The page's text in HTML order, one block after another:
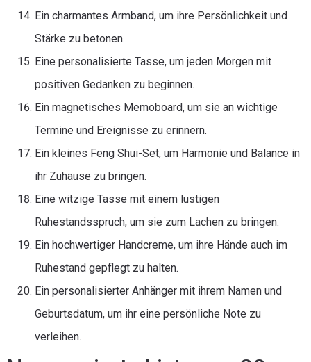
Ein charmantes Armband, um ihre Persönlichkeit und
Stärke zu betonen.
Eine personalisierte Tasse, um jeden Morgen mit
positiven Gedanken zu beginnen.
Ein magnetisches Memoboard, um sie an wichtige
Termine und Ereignisse zu erinnern.
Ein kleines Feng Shui-Set, um Harmonie und Balance in
ihr Zuhause zu bringen.
Eine witzige Tasse mit einem lustigen
Ruhestandsspruch, um sie zum Lachen zu bringen.
Ein hochwertiger Handcreme, um ihre Hände auch im
Ruhestand gepflegt zu halten.
Ein personalisierter Anhänger mit ihrem Namen und
Geburtsdatum, um ihr eine persönliche Note zu
verleihen.